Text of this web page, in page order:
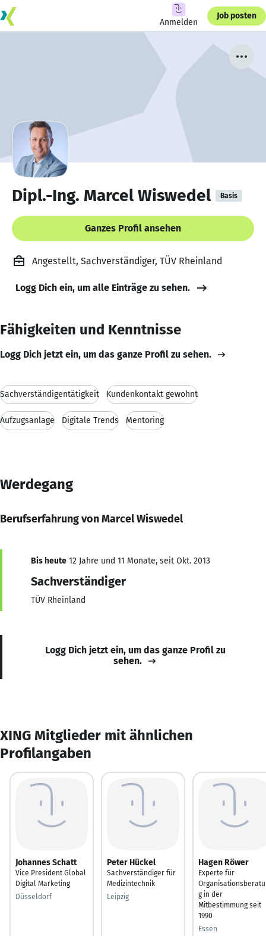
Anmelden
Job posten
Dipl.-Ing. Marcel Wiswedel Basis
Ganzes Profil ansehen
Angestellt, Sachverständiger, TÜV Rheinland
Logg Dich ein, um alle Einträge zu sehen.
Fähigkeiten und Kenntnisse
Logg Dich jetzt ein, um das ganze Profil zu sehen.
Sachverständigentätigkeit Kundenkontakt gewohnt
Aufzugsanlage Digitale Trends Mentoring
Werdegang
Berufserfahrung von Marcel Wiswedel
Bis heute 12 Jahre und 11 Monate, seit Okt. 2013
Sachverständiger
TÜV Rheinland
Logg Dich jetzt ein, um das ganze Profil zu
sehen.
XING Mitglieder mit ähnlichen
Profilangaben
Johannes Schatt
Vice President Global
Digital Marketing
Düsseldorf
Peter Hückel
Sachverständiger für
Medizintechnik
Leipzig
Hagen Röwer
Experte für
g in der
Mitbestimmung seit
1990
Essen